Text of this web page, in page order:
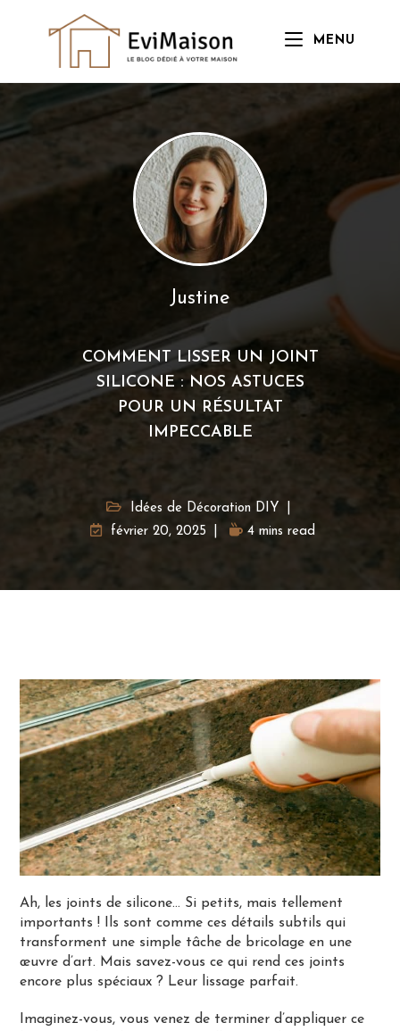
MENU
Justine
COMMENT LISSER UN JOINT
SILICONE : NOS ASTUCES
POUR UN RÉSULTAT
IMPECCABLE
Idées de Décoration DIY
février 20, 2025
4 mins read
Ah, les joints de silicone… Si petits, mais tellement
importants ! Ils sont comme ces détails subtils qui
transforment une simple tâche de bricolage en une
œuvre d’art. Mais savez-vous ce qui rend ces joints
encore plus spéciaux ? Leur lissage parfait.
Imaginez-vous, vous venez de terminer d’appliquer ce